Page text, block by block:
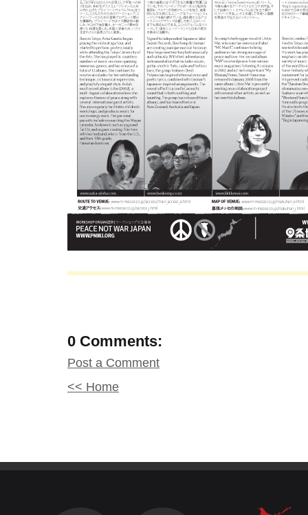
0 Comments:
Post a Comment
<< Home